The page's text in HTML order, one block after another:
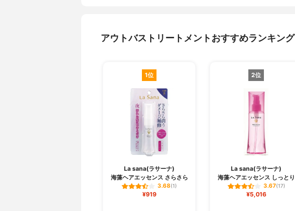
アウトバストリートメントおすすめランキング
1位
La sana(ラサーナ)
海藻ヘアエッセンス さらさら
3.68(1)
¥919
2位
La sana(ラサーナ)
海藻ヘアエッセンス しっとり
3.67(17)
¥5,016